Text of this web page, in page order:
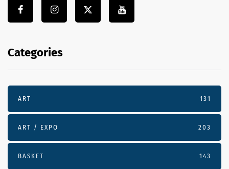
Categories
ART 131
ART / EXPO 203
BASKET 143